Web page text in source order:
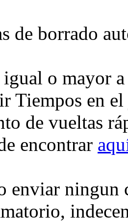
de borrado
o mayor a
Tiempos en
de vueltas
encontrar
enviar ningun